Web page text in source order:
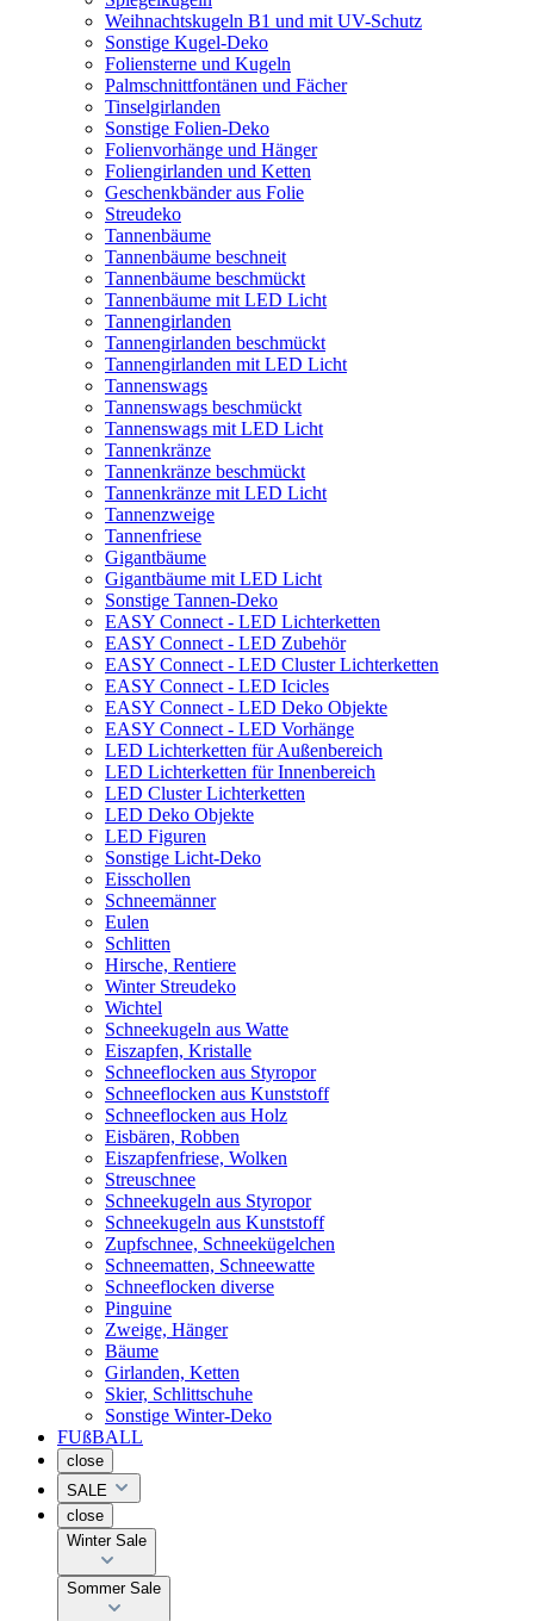
Weihnachtskugeln B1 und mit UV-Schutz
Sonstige Kugel-Deko
Foliensterne und Kugeln
Palmschnittfontänen und Fächer
Tinselgirlanden
Sonstige Folien-Deko
Folienvorhänge und Hänger
Foliengirlanden und Ketten
Geschenkbänder aus Folie
Streudeko
Tannenbäume
Tannenbäume beschneit
Tannenbäume beschmückt
Tannenbäume mit LED Licht
Tannengirlanden
Tannengirlanden beschmückt
Tannengirlanden mit LED Licht
Tannenswags
Tannenswags beschmückt
Tannenswags mit LED Licht
Tannenkränze
Tannenkränze beschmückt
Tannenkränze mit LED Licht
Tannenzweige
Tannenfriese
Gigantbäume
Gigantbäume mit LED Licht
Sonstige Tannen-Deko
EASY Connect - LED Lichterketten
EASY Connect - LED Zubehör
EASY Connect - LED Cluster Lichterketten
EASY Connect - LED Icicles
EASY Connect - LED Deko Objekte
EASY Connect - LED Vorhänge
LED Lichterketten für Außenbereich
LED Lichterketten für Innenbereich
LED Cluster Lichterketten
LED Deko Objekte
LED Figuren
Sonstige Licht-Deko
Eisschollen
Schneemänner
Eulen
Schlitten
Hirsche, Rentiere
Winter Streudeko
Wichtel
Schneekugeln aus Watte
Eiszapfen, Kristalle
Schneeflocken aus Styropor
Schneeflocken aus Kunststoff
Schneeflocken aus Holz
Eisbären, Robben
Eiszapfenfriese, Wolken
Streuschnee
Schneekugeln aus Styropor
Schneekugeln aus Kunststoff
Zupfschnee, Schneekügelchen
Schneematten, Schneewatte
Schneeflocken diverse
Pinguine
Zweige, Hänger
Bäume
Girlanden, Ketten
Skier, Schlittschuhe
Sonstige Winter-Deko
FUßBALL
close
SALE
close
Winter Sale
Sommer Sale